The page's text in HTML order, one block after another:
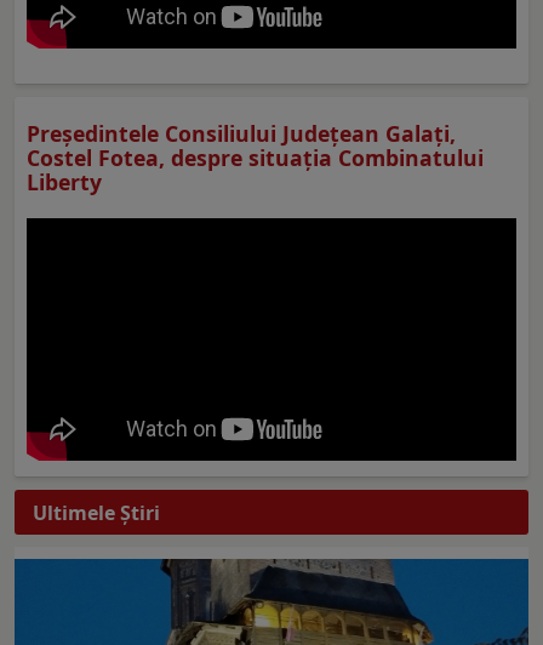
Preşedintele Consiliului Judeţean Galaţi,
Costel Fotea, despre situaţia Combinatului
Liberty
Ultimele Ştiri